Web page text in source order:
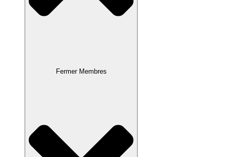
Fermer Membres